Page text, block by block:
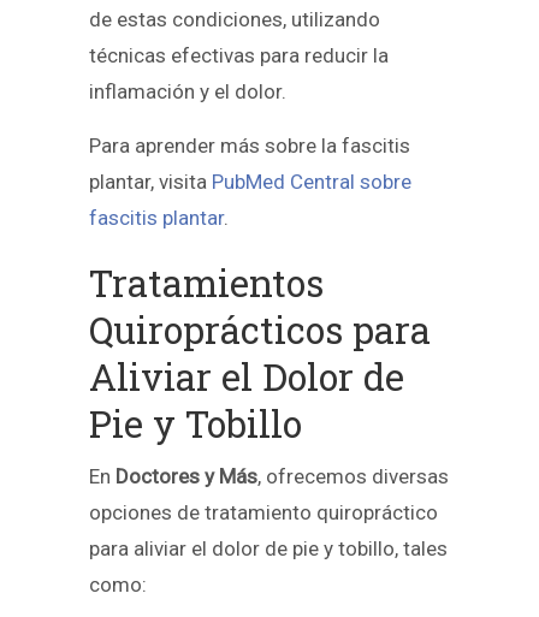
de estas condiciones, utilizando
técnicas efectivas para reducir la
inflamación y el dolor.
Para aprender más sobre la fascitis
plantar, visita PubMed Central sobre
fascitis plantar.
Tratamientos
Quiroprácticos para
Aliviar el Dolor de
Pie y Tobillo
En Doctores y Más, ofrecemos diversas
opciones de tratamiento quiropráctico
para aliviar el dolor de pie y tobillo, tales
como: